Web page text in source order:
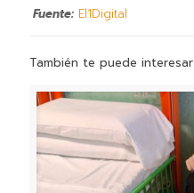
Fuente: El1Digital
También te puede interesar